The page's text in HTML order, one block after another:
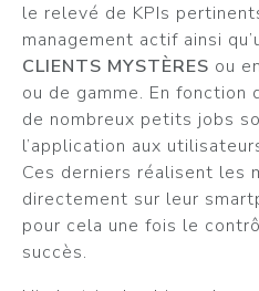
le relevé de KPIs
management actif ainsi
CLIENTS MYSTÈRES ou
ou de gamme. En
de nombreux petits jobs
l’application aux
Ces derniers réalisent les
directement sur leur
pour cela une fois le
succès.